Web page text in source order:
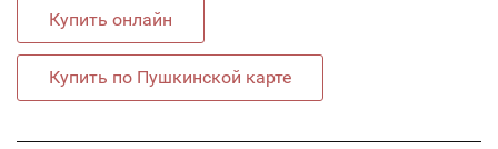
Купить онлайн
Купить по Пушкинской карте